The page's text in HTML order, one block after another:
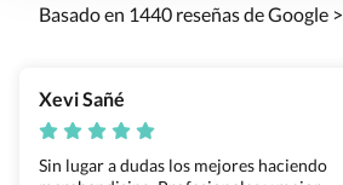
Basado en 1440 reseñas de Google >
Xevi Sañé
Sin lugar a dudas los mejores haciendo